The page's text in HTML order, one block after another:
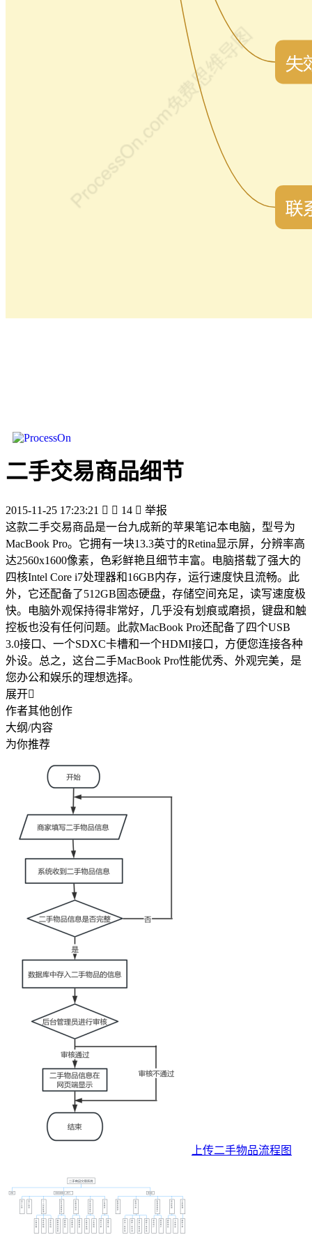
二手交易商品细节
2015-11-25 17:23:21   14  举报
这款二手交易商品是一台九成新的苹果笔记本电脑，型号为
MacBook Pro。它拥有一块13.3英寸的Retina显示屏，分辨率高
达2560x1600像素，色彩鲜艳且细节丰富。电脑搭载了强大的
四核Intel Core i7处理器和16GB内存，运行速度快且流畅。此
外，它还配备了512GB固态硬盘，存储空间充足，读写速度极
快。电脑外观保持得非常好，几乎没有划痕或磨损，键盘和触
控板也没有任何问题。此款MacBook Pro还配备了四个USB
3.0接口、一个SDXC卡槽和一个HDMI接口，方便您连接各种
外设。总之，这台二手MacBook Pro性能优秀、外观完美，是
您办公和娱乐的理想选择。
展开
作者其他创作
大纲/内容
为你推荐
上传二手物品流程图